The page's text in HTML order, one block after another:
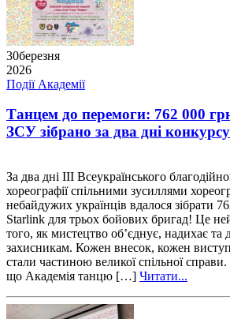
30березня
2026
Події Академії
Танцем до перемоги: 762 000
ЗСУ зібрано за два дні конкурсу
За два дні III Всеукраїнського
хореографії спільними зусиллями
небайдужих українців вдалося зібрати
Starlink для трьох бойових бригад! Це
того, як мистецтво об’єднує, надихає
захисникам. Кожен внесок, кожен
стали частиною великої спільної
що Академія танцю […] Читати...